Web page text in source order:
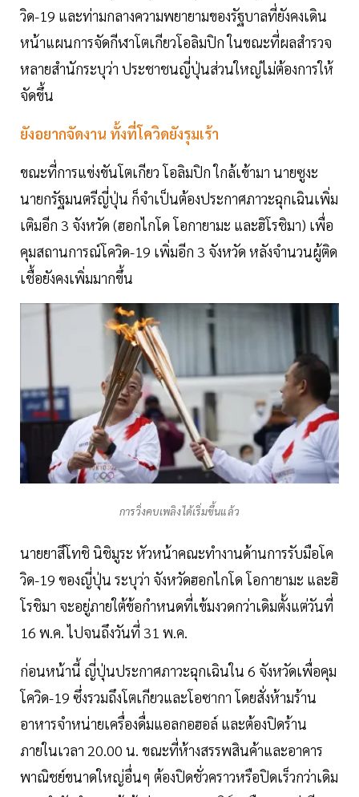
วิด-19 และท่ามกลางความพยายามของรัฐบาลที่ยังคงเดิน
หน้าแผนการจัดกีฬาโตเกียวโอลิมปิก ในขณะที่ผลสำรวจ
หลายสำนักระบุว่า ประชาชนญี่ปุ่นส่วนใหญ่ไม่ต้องการให้
จัดขึ้น
ยังอยากจัดงาน ทั้งที่โควิดยังรุมเร้า
ขณะที่การแข่งขันโตเกียว โอลิมปิก ใกล้เข้ามา นายซูงะ
นายกรัฐมนตรีญี่ปุ่น ก็จำเป็นต้องประกาศภาวะฉุกเฉินเพิ่ม
เติมอีก 3 จังหวัด (ฮอกไกโด โอกายามะ และฮิโรชิมา) เพื่อ
คุมสถานการณ์โควิด-19 เพิ่มอีก 3 จังหวัด หลังจำนวนผู้ติด
เชื้อยังคงเพิ่มมากขึ้น
การวิ่งคบเพลิงได้เริ่มขึ้นแล้ว
นายยาสึโทชิ นิชิมูระ หัวหน้าคณะทำงานด้านการรับมือโค
วิด-19 ของญี่ปุ่น ระบุว่า จังหวัดฮอกไกโด โอกายามะ และฮิ
โรชิมา จะอยู่ภายใต้ข้อกำหนดที่เข้มงวดกว่าเดิมตั้งแต่วันที่
16 พ.ค. ไปจนถึงวันที่ 31 พ.ค.
ก่อนหน้านี้ ญี่ปุ่นประกาศภาวะฉุกเฉินใน 6 จังหวัดเพื่อคุม
โควิด-19 ซึ่งรวมถึงโตเกียวและโอซากา โดยสั่งห้ามร้าน
อาหารจำหน่ายเครื่องดื่มแอลกอฮอล์ และต้องปิดร้าน
ภายในเวลา 20.00 น. ขณะที่ห้างสรรพสินค้าและอาคาร
พาณิชย์ขนาดใหญ่อื่นๆ ต้องปิดชั่วคราวหรือปิดเร็วกว่าเดิม